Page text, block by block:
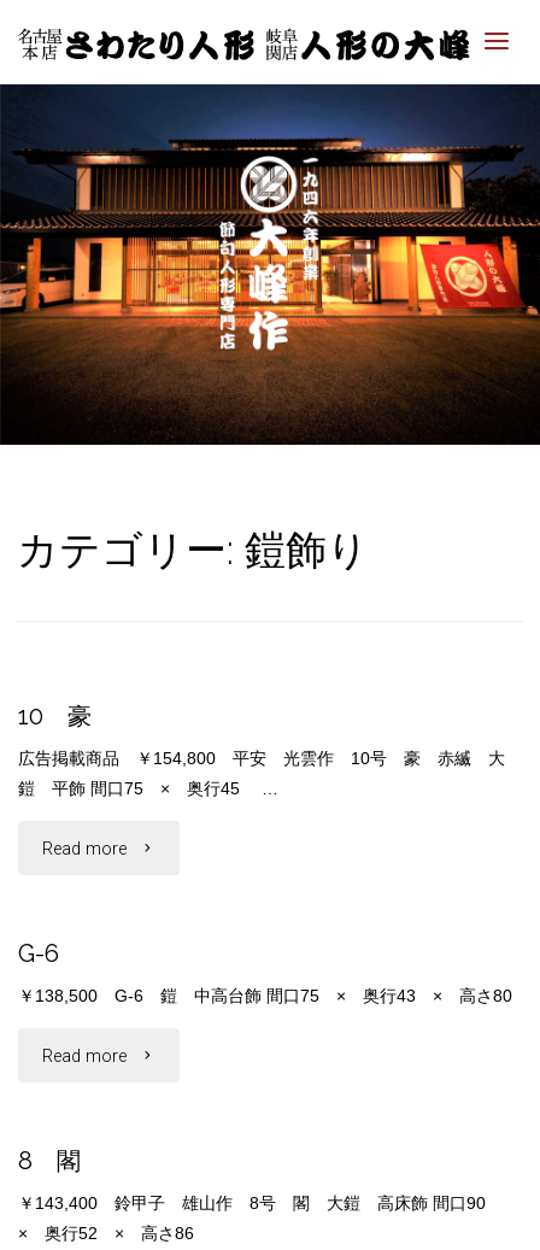
わた
の大
峰｜
ひな
人
形・
五月
人形
専門
店」
カテゴリー:鎧飾り
10 豪
広告掲載商品 ￥154,800 平安 光雲作 10号 豪 赤縅 大
鎧 平飾 間口75 × 奥行45 …
Read more "10
G-6
￥138,500 G-6 鎧 中高台飾 間口75 × 奥行43 × 高さ80
Read more "G-
8 閣
￥143,400 鈴甲子 雄山作 8号 閣 大鎧 高床飾 間口90
× 奥行52 × 高さ86